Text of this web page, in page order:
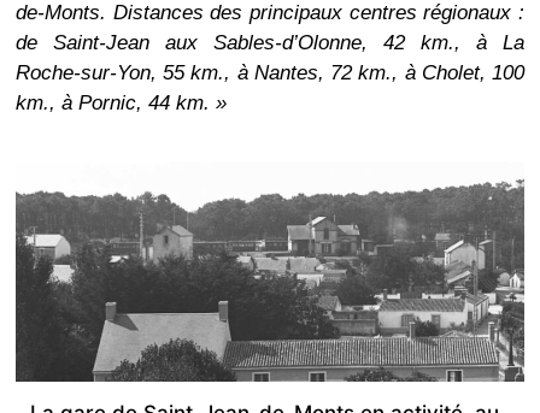
de-Monts. Distances des principaux centres régionaux :
de Saint-Jean aux Sables-d’Olonne, 42 km., à La
Roche-sur-Yon, 55 km., à Nantes, 72 km., à Cholet, 100
km., à Pornic, 44 km. »